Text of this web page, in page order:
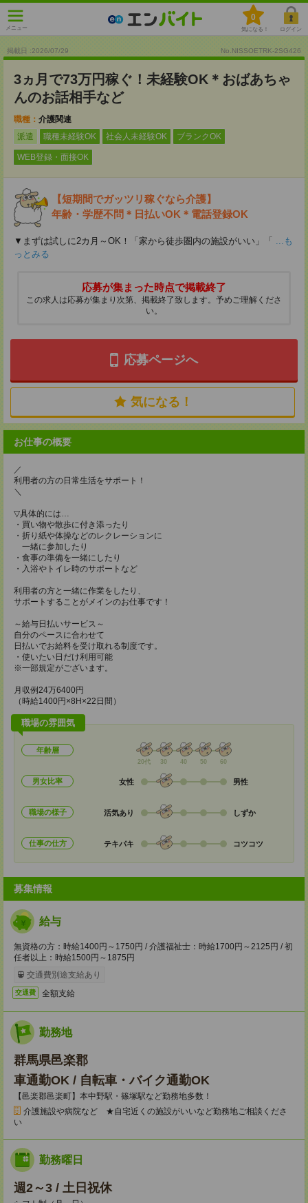
メニュー
0
気になる！ ログイン
掲載日 :2026/07/29 No.NISSOETRK-2SG426
3ヵ月で73万円稼ぐ！未経験OK＊おばあちゃ
んのお話相手など
職種： 介護関連
派遣
職種未経験OK 社会人未経験OK ブランクOK
WEB登録・面接OK
【短期間でガッツリ稼ぐなら介護】
年齢・学歴不問＊日払いOK＊電話登録OK
▼まずは試しに2カ月～OK！「家から徒歩圏内の施設がいい」「 ...も
っとみる
応募が集まった時点で掲載終了
この求人は応募が集まり次第、掲載終了致します。予めご理解くださ
い。
応募ページへ
気になる！
お仕事の概要
／
利用者の方の日常生活をサポート！
＼
▽具体的には…
・買い物や散歩に付き添ったり
・折り紙や体操などのレクレーションに
一緒に参加したり
・食事の準備を一緒にしたり
・入浴やトイレ時のサポートなど
利用者の方と一緒に作業をしたり、
サポートすることがメインのお仕事です！
～給与日払いサービス～
自分のペースに合わせて
日払いでお給料を受け取れる制度です。
・使いたい日だけ利用可能
※一部規定がございます。
月収例24万6400円
（時給1400円×8H×22日間）
職場の雰囲気
年齢層
20代 30 40 50 60
男女比率 女性 男性
職場の様子 活気あり しずか
仕事の仕方 テキパキ コツコツ
募集情報
給与
無資格の方：時給1400円～1750円 / 介護福祉士：時給1700円～2125円 / 初
任者以上：時給1500円～1875円
交通費別途支給あり
交通費 全額支給
勤務地
群馬県邑楽郡
車通勤OK / 自転車・バイク通勤OK
【邑楽郡邑楽町】本中野駅・篠塚駅など勤務地多数！
介護施設や病院など ★自宅近くの施設がいいなど勤務地ご相談くださ
い
勤務曜日
週2～3 / 土日祝休